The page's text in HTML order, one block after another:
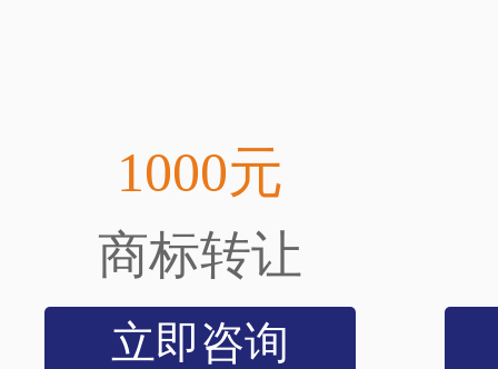
1000元
商标转让
立即咨询